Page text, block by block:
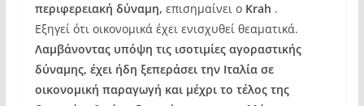
περιφερειακή δύναμη, επισημαίνει ο Krah .
Εξηγεί ότι οικονομικά έχει ενισχυθεί θεαματικά.
Λαμβάνοντας υπόψη τις ισοτιμίες αγοραστικής
δύναμης, έχει ήδη ξεπεράσει την Ιταλία σε
οικονομική παραγωγή και μέχρι το τέλος της